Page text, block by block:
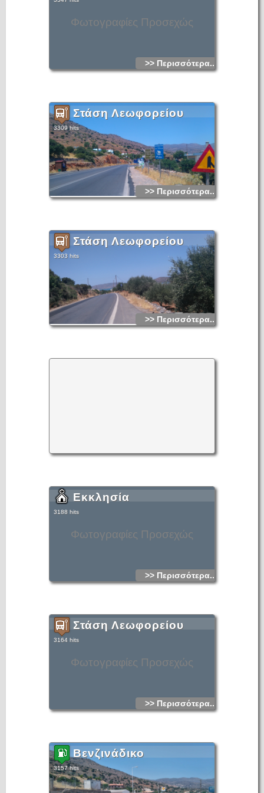
Φωτογραφίες Προσεχώς
>> Περισσότερα...
Στάση Λεωφορείου
3309 hits
>> Περισσότερα...
Στάση Λεωφορείου
3303 hits
>> Περισσότερα...
Φωτογραφίες Προσεχώς
Εκκλησία
3188 hits
>> Περισσότερα...
Φωτογραφίες Προσεχώς
Στάση Λεωφορείου
3164 hits
>> Περισσότερα...
Βενζινάδικο
3157 hits